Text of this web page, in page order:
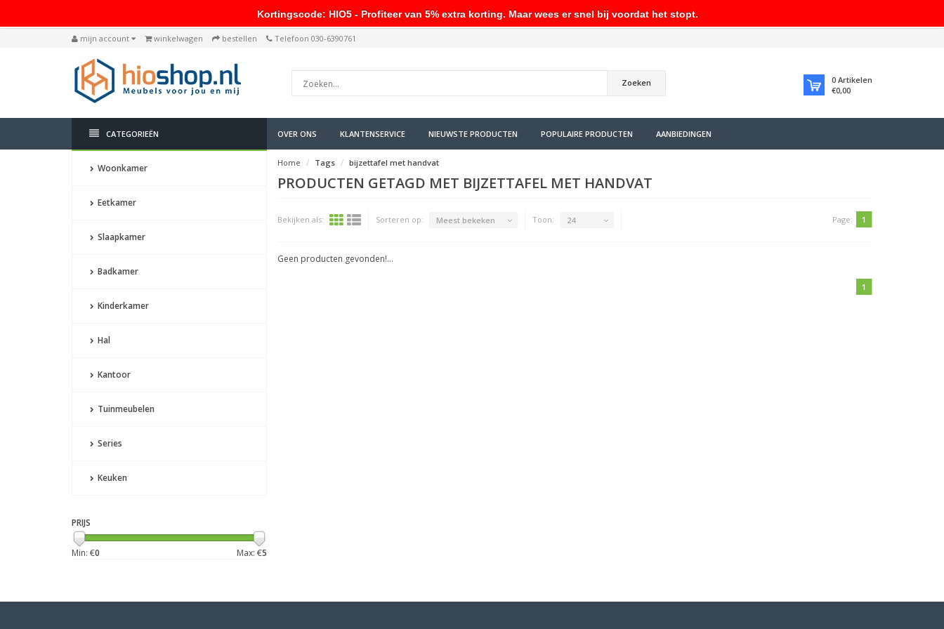
mijn account winkelwagen bestellen Telefoon 030-6390761
Zoeken 0 Artikelen
€0,00
CATEGORIEËN OVER ONS KLANTENSERVICE NIEUWSTE PRODUCTEN POPULAIRE PRODUCTEN AANBIEDINGEN
Woonkamer
Eetkamer
Slaapkamer
Badkamer
Kinderkamer
Hal
Kantoor
Tuinmeubelen
Series
Keuken
PRIJS
Min: €0 Max: €5
Home Tags bijzettafel met handvat
PRODUCTEN GETAGD MET BIJZETTAFEL MET HANDVAT
Bekijken als: Sorteren op: Meest bekeken Toon: 24 Page: 1
Geen producten gevonden!...
1
Kortingscode: HIO5 - Profiteer van 5% extra korting. Maar wees er snel bij voordat het stopt.